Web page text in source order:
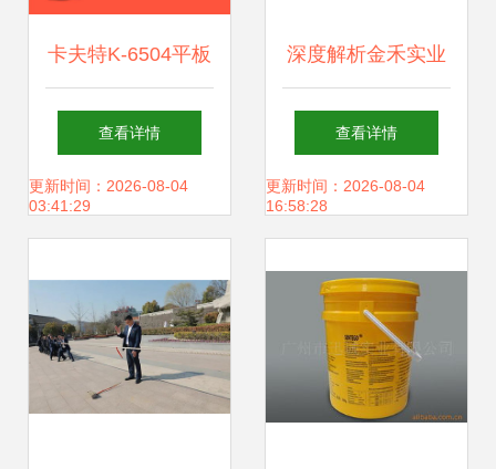
卡夫特K-6504平板
电脑边框胶 赛科微
实业的创新力作与
查看详情
更新时间：2026-08-04
03:41:29
深度解析金禾实业
（002597） 甜味
剂龙头如何“兴办实
查看详情
更新时间：2026-08-04
16:58:28